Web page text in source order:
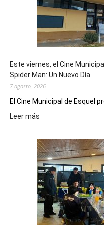
Este viernes, el Cine
Spider Man: Un Nuevo Día
7 agosto, 2026
El Cine Municipal de Esquel
Leer más
viernes,
el
Cine
Municipal
presenta
dos
funciones
de
Spider